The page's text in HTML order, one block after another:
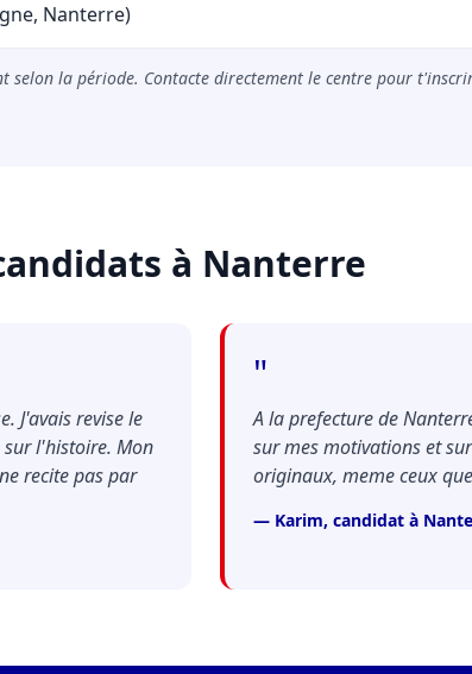
Nanterre)
selon la période. Contacte directement le centre pour
à Nanterre
J'avais revise le
l'histoire. Mon
recite pas par
"
A la prefecture de
sur mes motivations et
originaux, meme ceux
— Karim, candidat à